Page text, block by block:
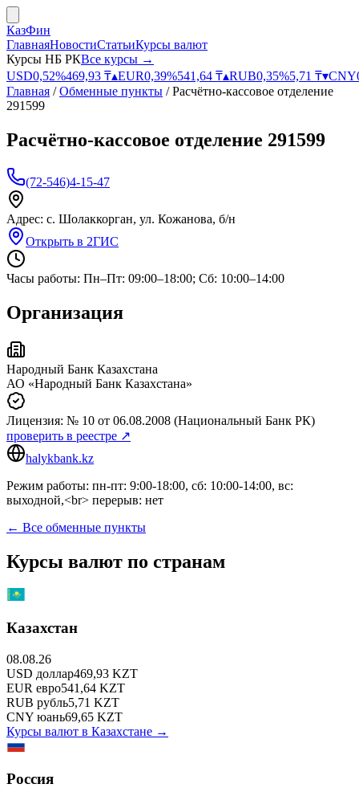
КазФин
ГлавнаяНовостиСтатьиКурсы валют
Курсы НБ РКВсе курсы →
USD0,52%469,93 ₸▴EUR0,39%541,64 ₸▴RUB0,35%5,71 ₸▾CNY
Главная /Обменные пункты /Расчётно-кассовое отделение
291599
Расчётно-кассовое отделение 291599
(72-546)4-15-47
Адрес: с. Шолаккорган, ул. Кожанова, б/н
Открыть в 2ГИС
Часы работы: Пн–Пт: 09:00–18:00; Сб: 10:00–14:00
Организация
Народный Банк Казахстана
АО «Народный Банк Казахстана»
Лицензия: № 10 от 06.08.2008 (Национальный Банк РК)
проверить в реестре ↗
halykbank.kz
Режим работы: пн-пт: 9:00-18:00, сб: 10:00-14:00, вс:
выходной,<br> перерыв: нет
← Все обменные пункты
Курсы валют по странам
Казахстан
08.08.26
USD доллар469,93 KZT
EUR евро541,64 KZT
RUB рубль5,71 KZT
CNY юань69,65 KZT
Курсы валют в Казахстане →
Россия